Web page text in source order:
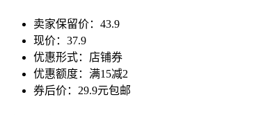
卖家保留价：43.9
现价：37.9
优惠形式：店铺券
优惠额度：满15减2
券后价：29.9元包邮